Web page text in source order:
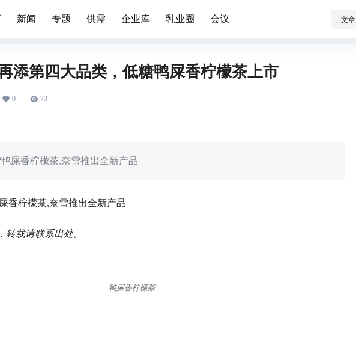
新闻 专题 供需 企业库 乳业圈 会议 文章
添第四大品类，低糖鸭屎香柠檬茶上市
0 73
屎香柠檬茶,奈雪推出全新产品
香柠檬茶,奈雪推出全新产品
转载请联系出处。
鸭屎香柠檬茶